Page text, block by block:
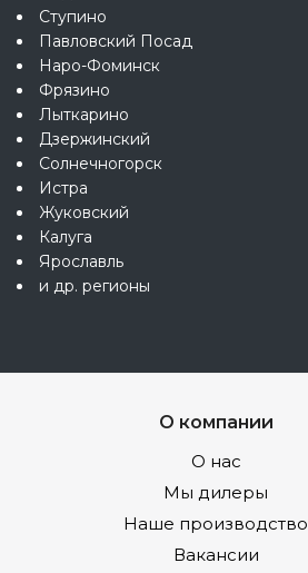
Ступино
Павловский Посад
Наро-Фоминск
Фрязино
Лыткарино
Дзержинский
Солнечногорск
Истра
Жуковский
Калуга
Ярославль
и др. регионы
О компании
О нас
Мы дилеры
Наше производство
Вакансии